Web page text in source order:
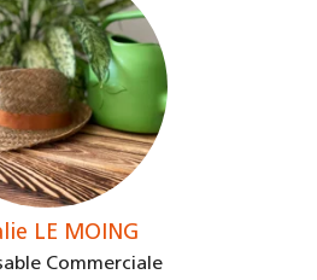
LE MOING
Commerciale